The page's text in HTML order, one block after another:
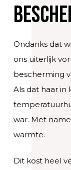
Ondanks dat
ons uiterlijk
bescherming
Als dat haar in
war. Met
warmte.
Dit kost heel